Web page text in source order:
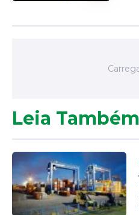
Leia Também